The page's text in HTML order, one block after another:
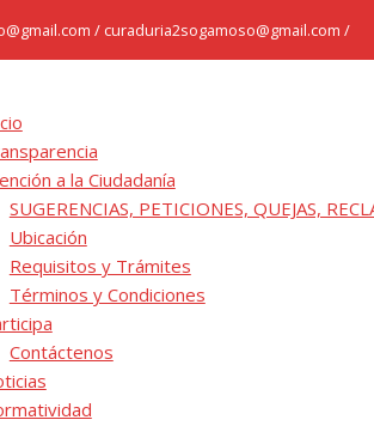
/ curaduria2sogamoso@gmail.com /
a la Ciudadanía
SUGERENCIAS, PETICIONES, QUEJAS,
Ubicación
Requisitos y Trámites
Términos y Condiciones
Contáctenos